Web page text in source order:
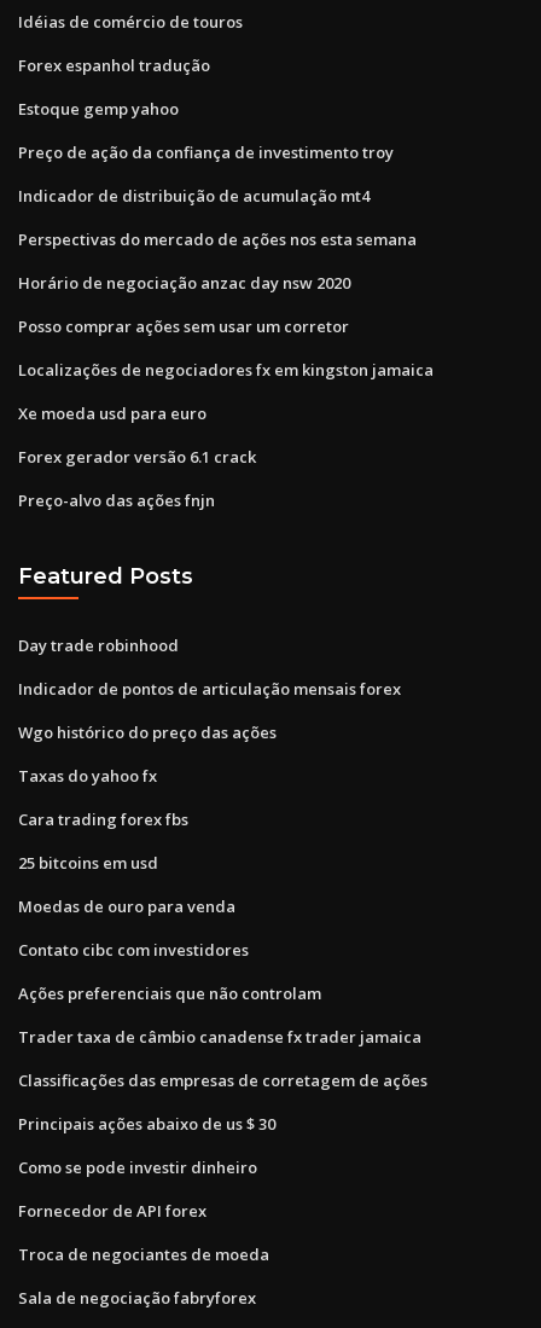
Idéias de comércio de touros
Forex espanhol tradução
Estoque gemp yahoo
Preço de ação da confiança de investimento troy
Indicador de distribuição de acumulação mt4
Perspectivas do mercado de ações nos esta semana
Horário de negociação anzac day nsw 2020
Posso comprar ações sem usar um corretor
Localizações de negociadores fx em kingston jamaica
Xe moeda usd para euro
Forex gerador versão 6.1 crack
Preço-alvo das ações fnjn
Featured Posts
Day trade robinhood
Indicador de pontos de articulação mensais forex
Wgo histórico do preço das ações
Taxas do yahoo fx
Cara trading forex fbs
25 bitcoins em usd
Moedas de ouro para venda
Contato cibc com investidores
Ações preferenciais que não controlam
Trader taxa de câmbio canadense fx trader jamaica
Classificações das empresas de corretagem de ações
Principais ações abaixo de us $ 30
Como se pode investir dinheiro
Fornecedor de API forex
Troca de negociantes de moeda
Sala de negociação fabryforex